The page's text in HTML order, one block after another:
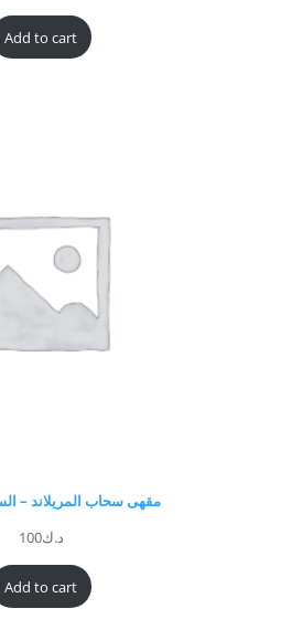
Add to cart
مقهى سحاب المريلاند –
د.ك100
Add to cart